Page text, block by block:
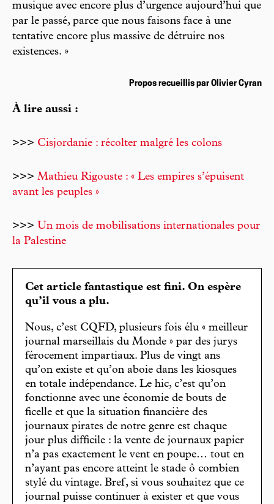
musique avec encore plus d’urgence aujourd’hui que
par le passé, parce que nous faisons face à une
tentative encore plus massive de détruire nos
existences. »
Propos recueillis par Olivier Cyran
À lire aussi :
>>> Cisjordanie : récolter malgré les colons
>>> Mathieu Rigouste : « Les empires s’épuisent
avant les peuples »
>>> Un mois de mobilisations internationales pour
la Palestine
Cet article fantastique est fini. On espère
qu’il vous a plu.
Nous, c’est CQFD, plusieurs fois élu « meilleur
journal marseillais du Monde » par des jurys
férocement impartiaux. Plus de vingt ans
qu’on existe et qu’on aboie dans les kiosques
en totale indépendance. Le hic, c’est qu’on
fonctionne avec une économie de bouts de
ficelle et que la situation financière des
journaux pirates de notre genre est chaque
jour plus difficile : la vente de journaux papier
n’a pas exactement le vent en poupe… tout en
n’ayant pas encore atteint le stade ô combien
stylé du vintage. Bref, si vous souhaitez que ce
journal puisse continuer à exister et que vous